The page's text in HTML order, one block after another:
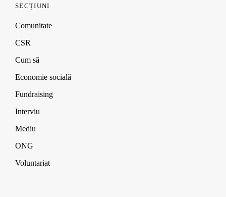
SECȚIUNI
Comunitate
CSR
Cum să
Economie socială
Fundraising
Interviu
Mediu
ONG
Voluntariat